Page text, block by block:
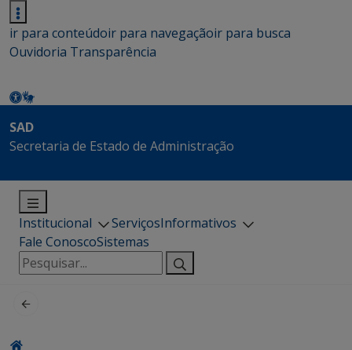
ir para conteúdoir para navegaçãoir para busca
Ouvidoria Transparência
SAD
Secretaria de Estado de Administração
Institucional ServiçosInformativos
Fale ConoscoSistemas
Pesquisar
por: